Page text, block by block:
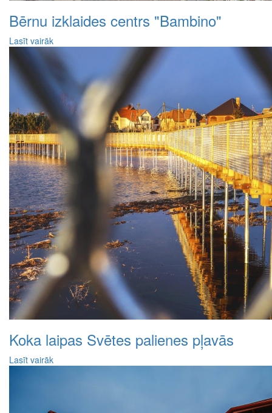
Bērnu izklaides centrs "Bambino"
Lasīt vairāk
Koka laipas Svētes palienes pļavās
Lasīt vairāk